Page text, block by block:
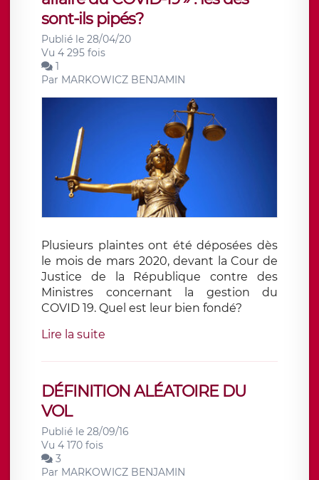
sont-ils pipés?
Publié le 28/04/20
Vu 4 295 fois
1
Par MARKOWICZ BENJAMIN
Plusieurs plaintes ont été déposées dès
le mois de mars 2020, devant la Cour de
Justice de la République contre des
Ministres concernant la gestion du
COVID 19. Quel est leur bien fondé?
Lire la suite
DÉFINITION ALÉATOIRE DU
VOL
Publié le 28/09/16
Vu 4 170 fois
3
Par MARKOWICZ BENJAMIN